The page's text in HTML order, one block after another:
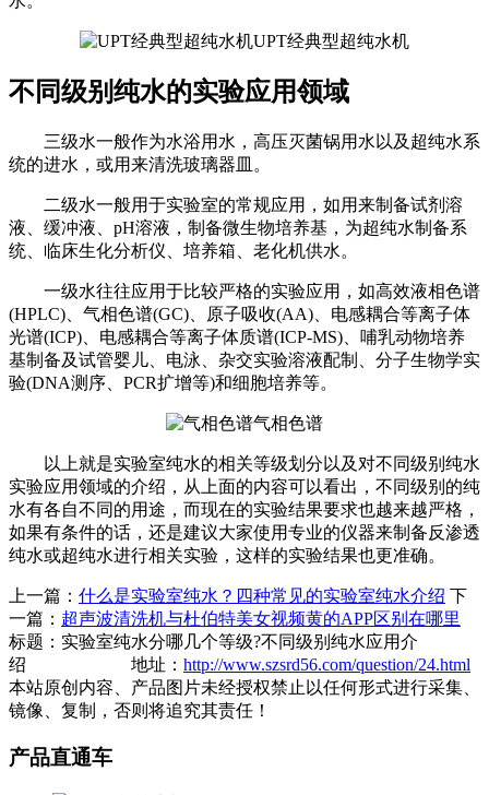
UPT经典型超纯水机
不同级别纯水的实验应用领域
三级水一般作为水浴用水，高压灭菌锅用水以及超纯水系
统的进水，或用来清洗玻璃器皿。
二级水一般用于实验室的常规应用，如用来制备试剂溶
液、缓冲液、pH溶液，制备微生物培养基，为超纯水制备系
统、临床生化分析仪、培养箱、老化机供水。
一级水往往应用于比较严格的实验应用，如高效液相色谱
(HPLC)、气相色谱(GC)、原子吸收(AA)、电感耦合等离子体
光谱(ICP)、电感耦合等离子体质谱(ICP-MS)、哺乳动物培养
基制备及试管婴儿、电泳、杂交实验溶液配制、分子生物学实
验(DNA测序、PCR扩增等)和细胞培养等。
气相色谱
以上就是实验室纯水的相关等级划分以及对不同级别纯水
实验应用领域的介绍，从上面的内容可以看出，不同级别的纯
水有各自不同的用途，而现在的实验结果要求也越来越严格，
如果有条件的话，还是建议大家使用专业的仪器来制备反渗透
纯水或超纯水进行相关实验，这样的实验结果也更准确。
上一篇： 什么是实验室纯水？四种常见的实验室纯水介绍 下
一篇： 超声波清洗机与杜伯特美女视频黄的APP区别在哪里
标题：实验室纯水分哪几个等级?不同级别纯水应用介
绍 地址： http://www.szsrd56.com/question/24.html
本站原创内容、产品图片未经授权禁止以任何形式进行采集、
镜像、复制，否则将追究其责任！
产品直通车